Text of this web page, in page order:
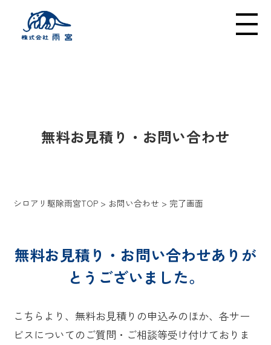
無料お見積り・お問い合わせ
シロアリ駆除雨宮TOP > お問い合わせ > 完了画面
無料お見積り・お問い合わせありが
とうございました。
こちらより、無料お見積りの申込みのほか、各サー
ビスについてのご質問・ご相談等受け付けておりま